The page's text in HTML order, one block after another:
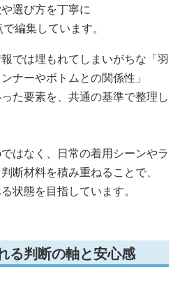
選び方を丁寧に
編集しています。
では埋もれてしまいがちな「羽
ナーやボトムとの関係性」
た要素を、共通の基準で整理し
はなく、日常の着用シーンやラ
断材料を積み重ねることで、
状態を目指しています。
る判断の軸と安心感